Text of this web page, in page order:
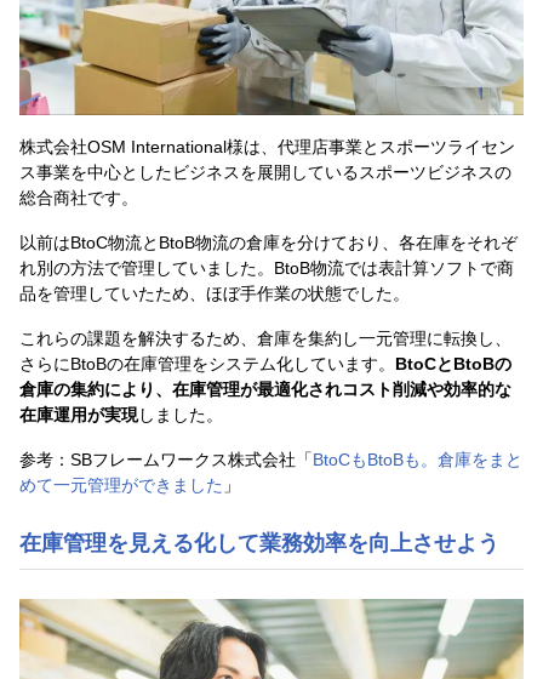
株式会社OSM International様は、代理店事業とスポーツライセン
ス事業を中心としたビジネスを展開しているスポーツビジネスの
総合商社です。
以前はBtoC物流とBtoB物流の倉庫を分けており、各在庫をそれぞ
れ別の方法で管理していました。BtoB物流では表計算ソフトで商
品を管理していたため、ほぼ手作業の状態でした。
これらの課題を解決するため、倉庫を集約し一元管理に転換し、
さらにBtoBの在庫管理をシステム化しています。 BtoCとBtoBの
倉庫の集約により、在庫管理が最適化されコスト削減や効率的な
在庫運用が実現しました。
参考：SBフレームワークス株式会社「BtoCもBtoBも。倉庫をまと
めて一元管理ができました 」
在庫管理を見える化して業務効率を向上させよう